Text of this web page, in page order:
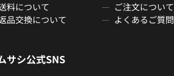
料について
ご注文について
品交換について よくあるご質問
サシ公式SNS